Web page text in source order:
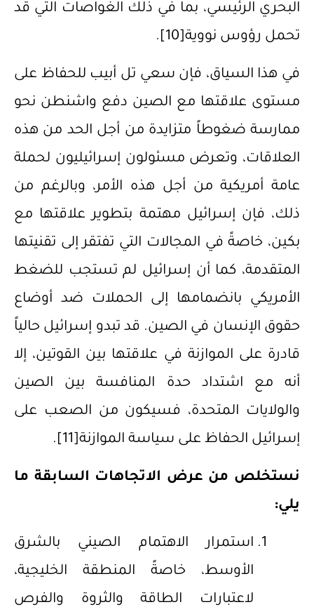
البحري الرئيسي، بما في ذلك الغواصات التي قد
تحمل رؤوس نووية[10]
.
‌في هذا السياق، فإن سعي تل أبيب للحفاظ على
مستوى علاقتها مع الصين دفع واشنطن نحو
ممارسة ضغوطاً متزايدة من أجل الحد من هذه
العلاقات، وتعرض مسئولون إسرائيليون لحملة
عامة أمريكية من أجل هذه الأمر، وبالرغم من
ذلك، فإن إسرائيل مهتمة بتطوير علاقتها مع
بكين، خاصةً في المجالات التي تفتقر إلى تقنيتها
المتقدمة، كما أن إسرائيل لم تستجب للضغط
الأمريكي بانضمامها إلى الحملات ضد أوضاع
حقوق الإنسان في الصين. قد تبدو إسرائيل حالياً
قادرة على الموازنة في علاقتها بين القوتين، إلا
أنه مع اشتداد حدة المنافسة بين الصين
والولايات المتحدة، فسيكون من الصعب على
إسرائيل الحفاظ على سياسة الموازنة[11]
.
نستخلص من عرض الاتجاهات السابقة ما
يلي:
‌استمرار الاهتمام الصيني بالشرق
الأوسط، خاصةً المنطقة الخليجية،
لاعتبارات الطاقة والثروة والفرص